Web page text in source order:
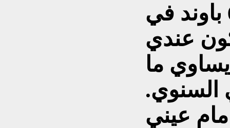
لي ما يقارب من 600 باوند في
عندي
يساوي ما
السنوي.
عيني